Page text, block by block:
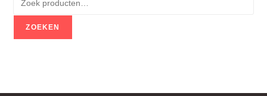
ZOEKEN